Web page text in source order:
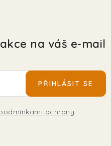
na váš e-mail
ochrany
PŘIHLÁSIT SE